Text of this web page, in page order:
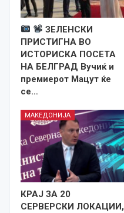
ЗЕЛЕНСКИ
ПРИСТИГНА ВО
ИСТОРИСКА ПОСЕТА
НА БЕЛГРАД Вучиќ и
премиерот Мацут ќе
се…
МАКЕДОНИЈА
КРАЈ ЗА 20
СЕРВЕРСКИ ЛОКАЦИИ,